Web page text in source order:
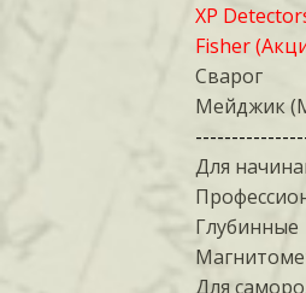
XP
Fisher
Сварог
Мейджик
Для
Глубинные
Для